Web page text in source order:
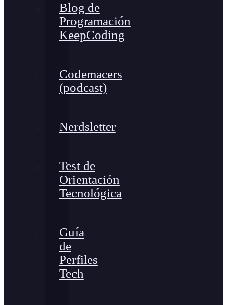
Blog de
Programación
KeepCoding
Codemacers
(podcast)
Nerdsletter
Test de
Orientación
Tecnológica
Guía
de
Perfiles
Tech